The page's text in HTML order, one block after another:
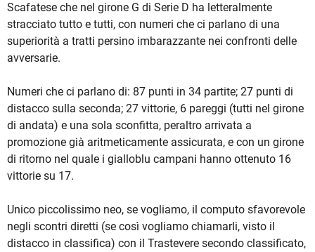
Scafatese che nel girone G di Serie D ha letteralmente
stracciato tutto e tutti, con numeri che ci parlano di una
superiorità a tratti persino imbarazzante nei confronti delle
avversarie.
Numeri che ci parlano di: 87 punti in 34 partite; 27 punti di
distacco sulla seconda; 27 vittorie, 6 pareggi (tutti nel girone
di andata) e una sola sconfitta, peraltro arrivata a
promozione già aritmeticamente assicurata, e con un girone
di ritorno nel quale i gialloblu campani hanno ottenuto 16
vittorie su 17.
Unico piccolissimo neo, se vogliamo, il computo sfavorevole
negli scontri diretti (se così vogliamo chiamarli, visto il
distacco in classifica) con il Trastevere secondo classificato,